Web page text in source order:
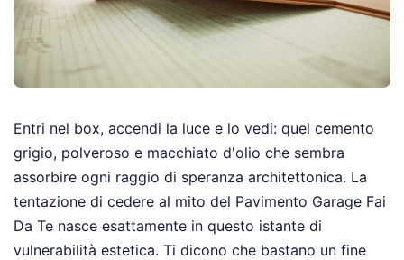
Entri nel box, accendi la luce e lo vedi: quel cemento
grigio, polveroso e macchiato d'olio che sembra
assorbire ogni raggio di speranza architettonica. La
tentazione di cedere al mito del Pavimento Garage Fai
Da Te nasce esattamente in questo istante di
vulnerabilità estetica. Ti dicono che bastano un fine